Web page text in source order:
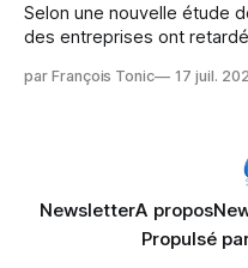
Selon une nouvelle étude
des entreprises ont
données confidentielles de
par François Tonic 17 juil.
NewsletterA propos
Propulsé